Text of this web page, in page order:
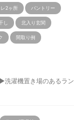
レ2ヶ所 パントリー
北入り玄関
間取り例
濯機置き場のあるラン